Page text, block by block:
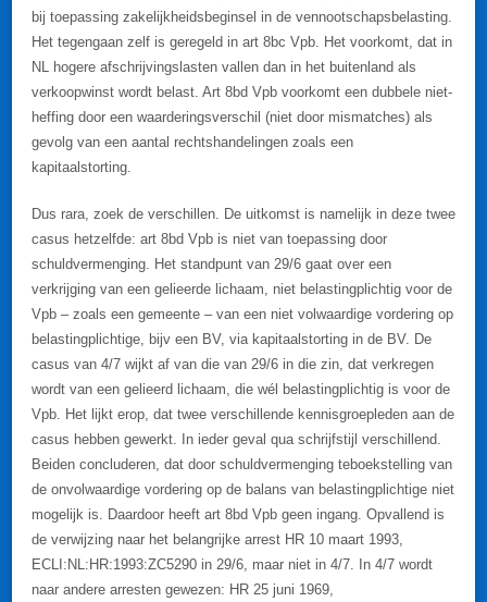
bij toepassing zakelijkheidsbeginsel in de vennootschapsbelasting.
Het tegengaan zelf is geregeld in art 8bc Vpb. Het voorkomt, dat in
NL hogere afschrijvingslasten vallen dan in het buitenland als
verkoopwinst wordt belast. Art 8bd Vpb voorkomt een dubbele niet-
heffing door een waarderingsverschil (niet door mismatches) als
gevolg van een aantal rechtshandelingen zoals een
kapitaalstorting.
Dus rara, zoek de verschillen. De uitkomst is namelijk in deze twee
casus hetzelfde: art 8bd Vpb is niet van toepassing door
schuldvermenging. Het standpunt van 29/6 gaat over een
verkrijging van een gelieerde lichaam, niet belastingplichtig voor de
Vpb – zoals een gemeente – van een niet volwaardige vordering op
belastingplichtige, bijv een BV, via kapitaalstorting in de BV. De
casus van 4/7 wijkt af van die van 29/6 in die zin, dat verkregen
wordt van een gelieerd lichaam, die wél belastingplichtig is voor de
Vpb. Het lijkt erop, dat twee verschillende kennisgroepleden aan de
casus hebben gewerkt. In ieder geval qua schrijfstijl verschillend.
Beiden concluderen, dat door schuldvermenging teboekstelling van
de onvolwaardige vordering op de balans van belastingplichtige niet
mogelijk is. Daardoor heeft art 8bd Vpb geen ingang. Opvallend is
de verwijzing naar het belangrijke arrest HR 10 maart 1993,
ECLI:NL:HR:1993:ZC5290 in 29/6, maar niet in 4/7. In 4/7 wordt
naar andere arresten gewezen: HR 25 juni 1969,